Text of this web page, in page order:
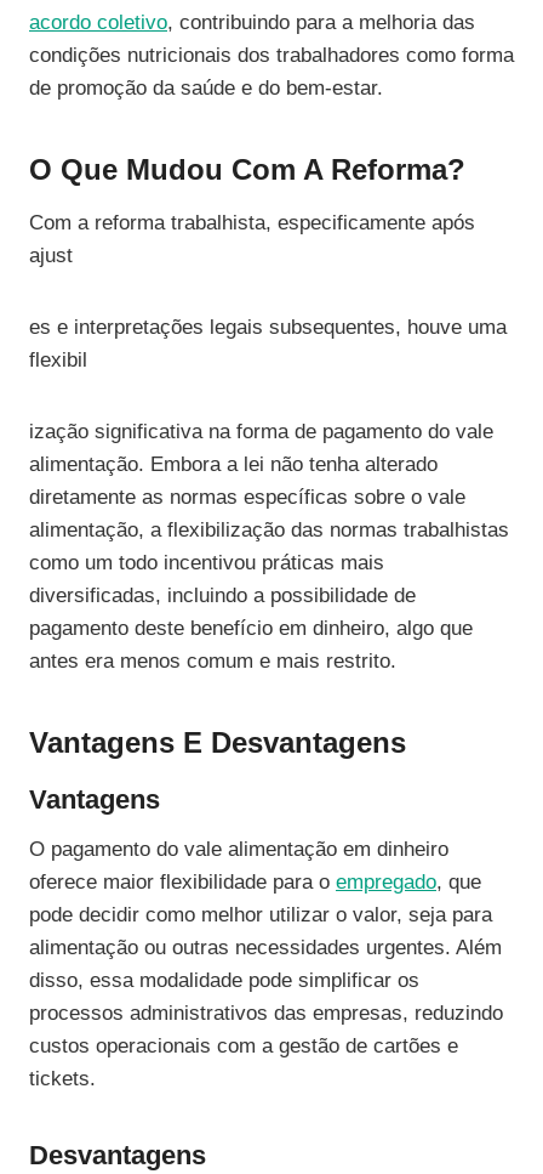
acordo coletivo, contribuindo para a melhoria das
condições nutricionais dos trabalhadores como forma
de promoção da saúde e do bem-estar.
O Que Mudou Com A Reforma?
Com a reforma trabalhista, especificamente após
ajust
es e interpretações legais subsequentes, houve uma
flexibil
ização significativa na forma de pagamento do vale
alimentação. Embora a lei não tenha alterado
diretamente as normas específicas sobre o vale
alimentação, a flexibilização das normas trabalhistas
como um todo incentivou práticas mais
diversificadas, incluindo a possibilidade de
pagamento deste benefício em dinheiro, algo que
antes era menos comum e mais restrito.
Vantagens E Desvantagens
Vantagens
O pagamento do vale alimentação em dinheiro
oferece maior flexibilidade para o empregado, que
pode decidir como melhor utilizar o valor, seja para
alimentação ou outras necessidades urgentes. Além
disso, essa modalidade pode simplificar os
processos administrativos das empresas, reduzindo
custos operacionais com a gestão de cartões e
tickets.
Desvantagens